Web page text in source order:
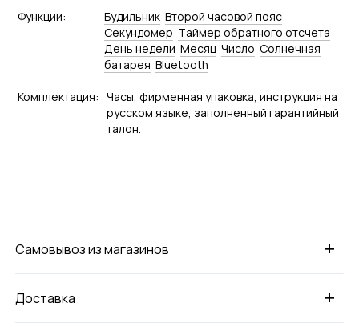
Функции: Будильник Второй часовой пояс
Секундомер Tаймер обратного отсчета
День недели Месяц Число Солнечная
батарея Bluetooth
Комплектация: Часы, фирменная упаковка, инструкция на
русском языке, заполненный гарантийный
талон.
+
Самовывоз из магазинов
+
Доставка